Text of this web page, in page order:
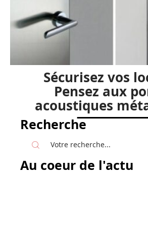
Sécurisez vos
Pensez aux
acoustiques
Recherche
Au coeur de l'actu